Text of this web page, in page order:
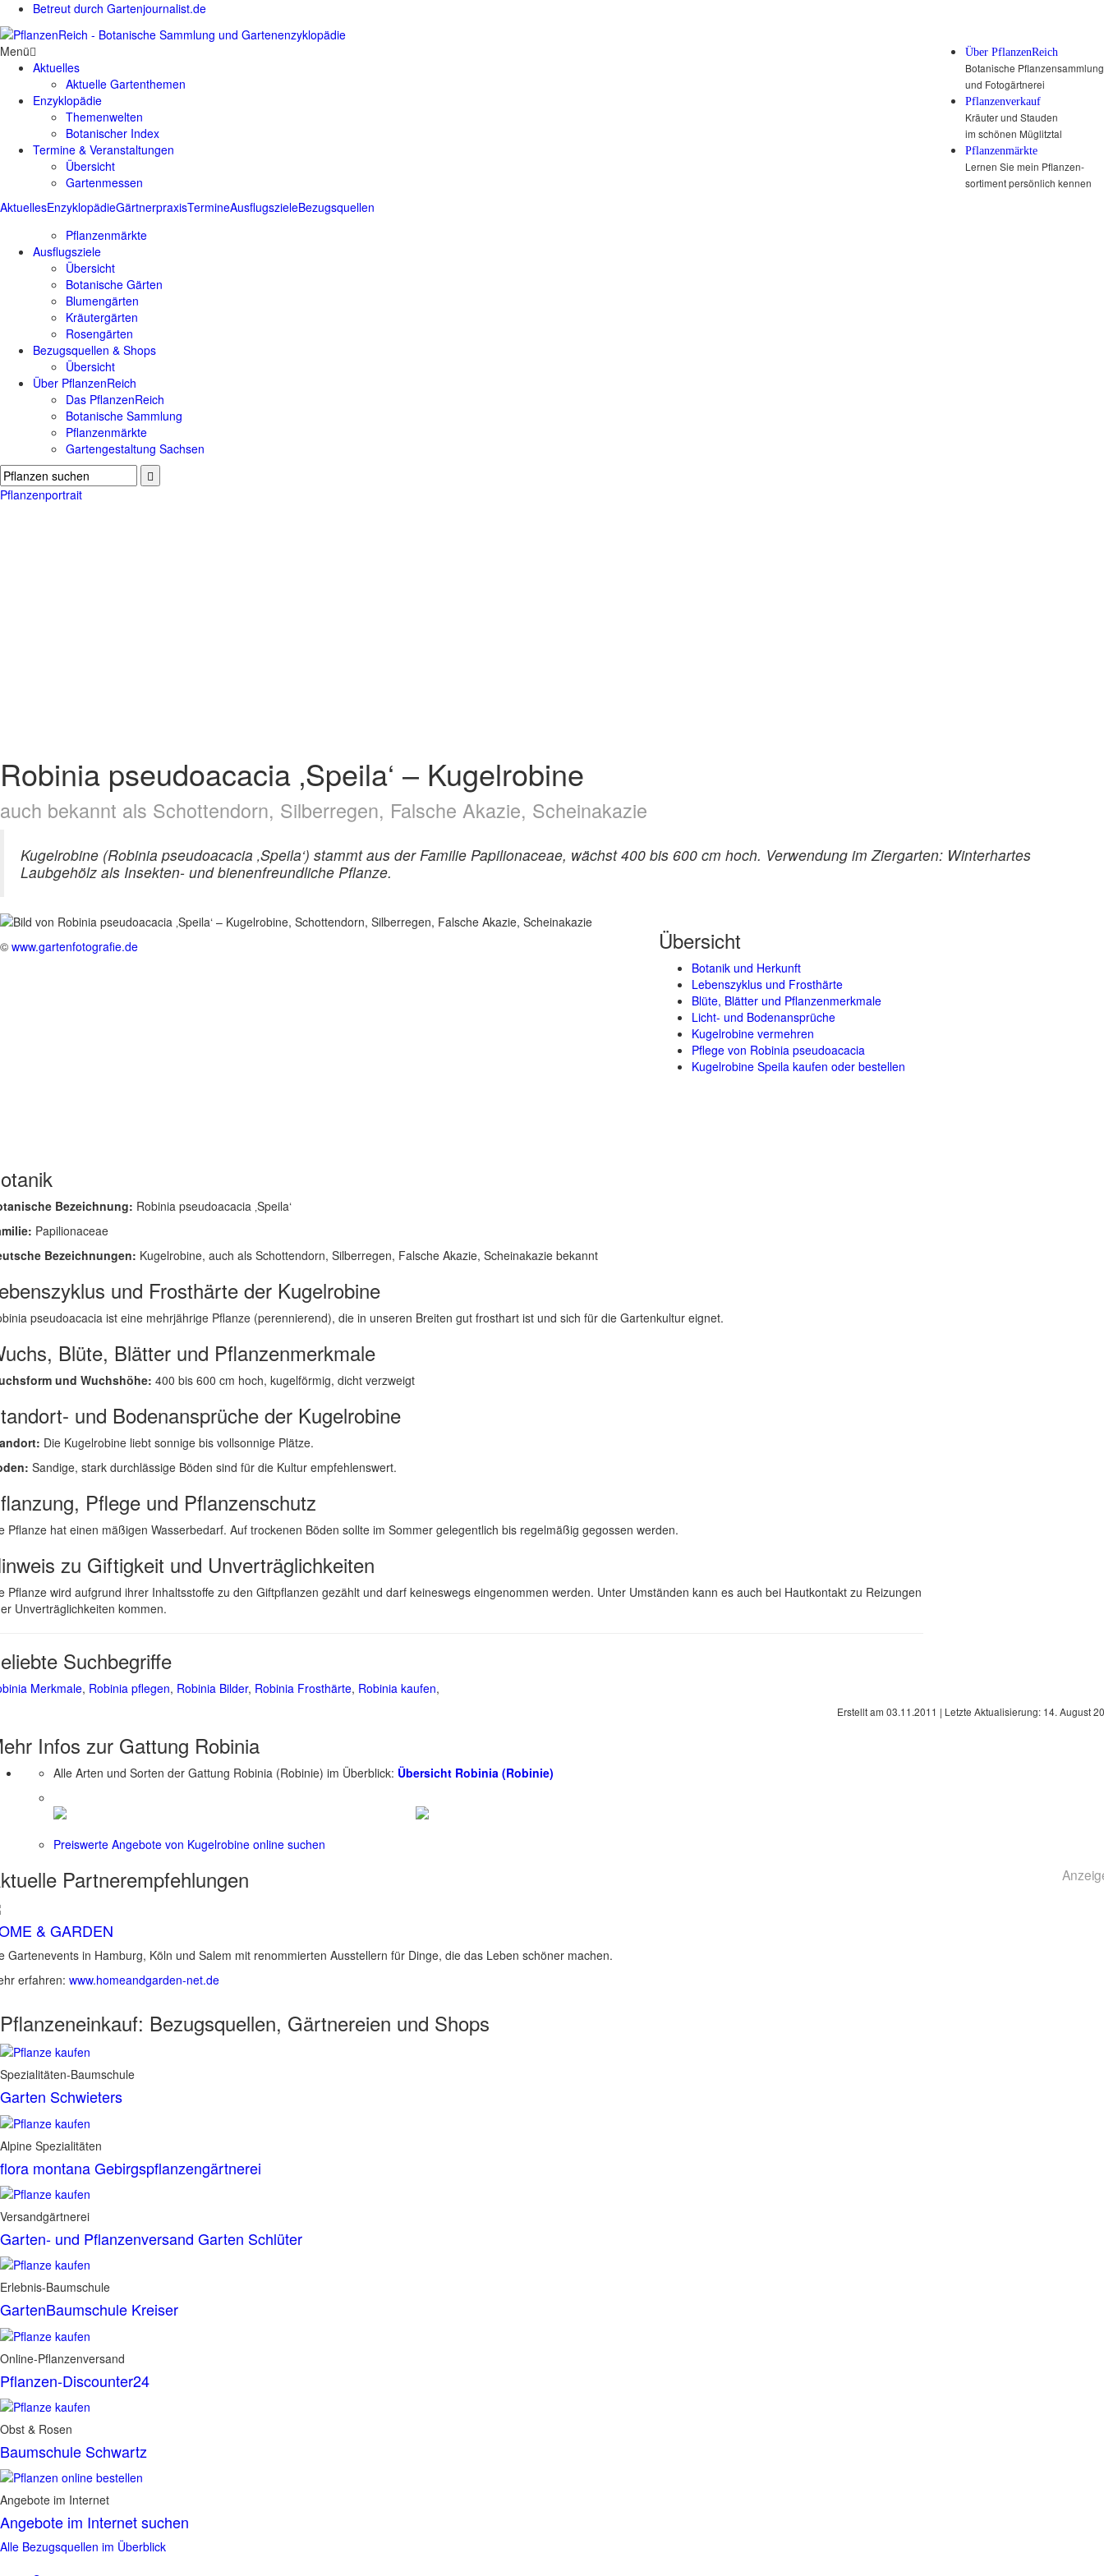
Betreut durch Gartenjournalist.de
Über PflanzenReich
Botanische Pflanzensammlung
und Fotogärtnerei
Pflanzenverkauf
Kräuter und Stauden
im schönen Müglitztal
Pflanzenmärkte
Lernen Sie mein Pflanzen-
sortiment persönlich kennen
AktuellesEnzyklopädieGärtnerpraxisTermineAusflugszieleBezugsquellen
Menü
Aktuelles
Aktuelle Gartenthemen
Enzyklopädie
Themenwelten
Botanischer Index
Termine & Veranstaltungen
Übersicht
Gartenmessen
Pflanzenmärkte
Ausflugsziele
Übersicht
Botanische Gärten
Blumengärten
Kräutergärten
Rosengärten
Bezugsquellen & Shops
Übersicht
Über PflanzenReich
Das PflanzenReich
Botanische Sammlung
Pflanzenmärkte
Gartengestaltung Sachsen
Pflanzenportrait
Robinia pseudoacacia ‚Speila‘ – Kugelrobine
auch bekannt als Schottendorn, Silberregen, Falsche Akazie, Scheinakazie
Kugelrobine (Robinia pseudoacacia ‚Speila‘) stammt aus der Familie Papilionaceae, wächst 400 bis 600 cm hoch. Verwendung im Ziergarten: Winterhartes
Laubgehölz als Insekten- und bienenfreundliche Pflanze.
© www.gartenfotografie.de Übersicht
Botanik und Herkunft
Lebenszyklus und Frosthärte
Blüte, Blätter und Pflanzenmerkmale
Licht- und Bodenansprüche
Kugelrobine vermehren
Pflege von Robinia pseudoacacia
Kugelrobine Speila kaufen oder bestellen
Bezeichnung: Robinia pseudoacacia ‚Speila‘
Papilionaceae
Bezeichnungen: Kugelrobine, auch als Schottendorn, Silberregen, Falsche Akazie, Scheinakazie bekannt
und Frosthärte der Kugelrobine
pseudoacacia ist eine mehrjährige Pflanze (perennierend), die in unseren Breiten gut frosthart ist und sich für die Gartenkultur eignet.
Blüte, Blätter und Pflanzenmerkmale
und Wuchshöhe: 400 bis 600 cm hoch, kugelförmig, dicht verzweigt
und Bodenansprüche der Kugelrobine
Die Kugelrobine liebt sonnige bis vollsonnige Plätze.
Sandige, stark durchlässige Böden sind für die Kultur empfehlenswert.
Pflege und Pflanzenschutz
Pflanze hat einen mäßigen Wasserbedarf. Auf trockenen Böden sollte im Sommer gelegentlich bis regelmäßig gegossen werden.
zu Giftigkeit und Unverträglichkeiten
Pflanze wird aufgrund ihrer Inhaltsstoffe zu den Giftpflanzen gezählt und darf keineswegs eingenommen werden. Unter Umständen kann es auch bei Hautkontakt zu Reizungen
Unverträglichkeiten kommen.
Suchbegriffe
Merkmale, Robinia pflegen, Robinia Bilder, Robinia Frosthärte, Robinia kaufen,
Erstellt am 03.11.2011 | Letzte Aktualisierung: 14. August
Infos zur Gattung Robinia
Alle Arten und Sorten der Gattung Robinia (Robinie) im Überblick: Übersicht Robinia (Robinie)
Preiswerte Angebote von Kugelrobine online suchen
Partnerempfehlungen
& GARDEN
Gartenevents in Hamburg, Köln und Salem mit renommierten Ausstellern für Dinge, die das Leben schöner machen.
erfahren: www.homeandgarden-net.de
Pflanzeneinkauf: Bezugsquellen, Gärtnereien und Shops
Spezialitäten-Baumschule
Garten Schwieters
Alpine Spezialitäten
flora montana Gebirgspflanzengärtnerei
Versandgärtnerei
Garten- und Pflanzenversand Garten Schlüter
Erlebnis-Baumschule
GartenBaumschule Kreiser
Online-Pflanzenversand
Pflanzen-Discounter24
Obst & Rosen
Baumschule Schwartz
Angebote im Internet
Angebote im Internet suchen
Alle Bezugsquellen im Überblick